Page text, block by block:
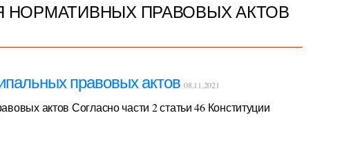
ПРАВОВЫХ АКТОВ
правовых актов08.11.2021
актов Согласно части 2 статьи 46 Конституции